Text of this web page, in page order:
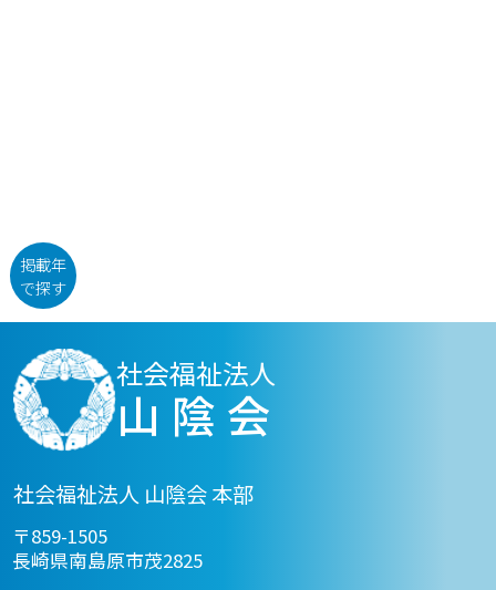
掲載年
で探す
社会福祉法人
山陰会
社会福祉法人 山陰会 本部
〒859-1505
長崎県南島原市茂2825